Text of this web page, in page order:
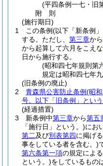
(平四条例一七・旧
附 則
(施行期日)
1
この条例(以下「新条例
する。 ただし、 第三章から
から起算して六月をこえ
日から施行する。
(昭和四七年規則第
規定は昭和四七年
(旧条例の廃止)
2
青森県公害防止条例(昭
号。以下「旧条例」とい
(経過措置)
3
新条例中第三章から第五
「施行日」という。)にお
第二及び別表第四に掲げ
事をしている者を含む。)
第六条第一項の規定によ
という。)をしているもの